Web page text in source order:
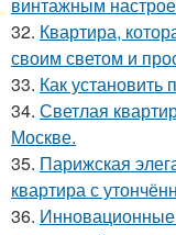
32. Квартира,
своим светом и
33. Как установить
34. Светлая
Москве.
35. Парижская
квартира с
36. Инновационные